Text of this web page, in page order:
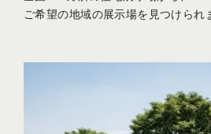
ご希望の地域の展示場を見つけられ